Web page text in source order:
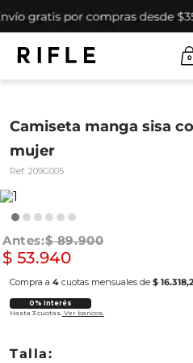
0
Camiseta manga sisa
mujer
Ref: 209G005
$ 89.900
$ 53.940
Compra a 4 cuotas mensuales de $
0% Interés
Hasta 3 cuotas. Ver bancos.